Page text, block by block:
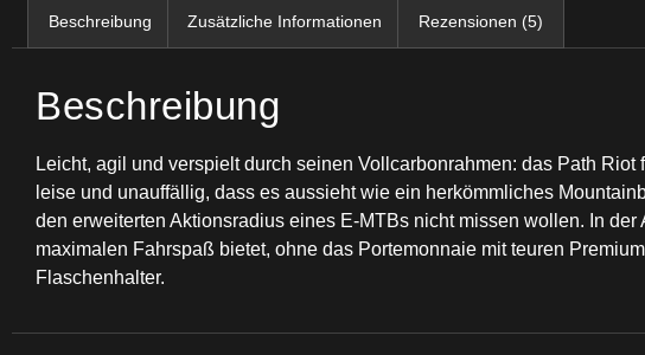
Beschreibung Zusätzliche Informationen Rezensionen (5)
Beschreibung
Leicht, agil und verspielt durch seinen Vollcarbonrahmen: das Path
leise und unauffällig, dass es aussieht wie ein herkömmliches
den erweiterten Aktionsradius eines E-MTBs nicht missen wollen. In
maximalen Fahrspaß bietet, ohne das Portemonnaie mit teuren
Flaschenhalter.